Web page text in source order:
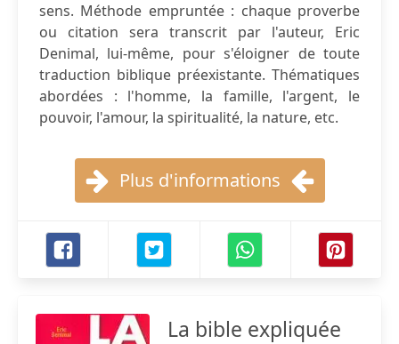
sens. Méthode empruntée : chaque proverbe
ou citation sera transcrit par l'auteur, Eric
Denimal, lui-même, pour s'éloigner de toute
traduction biblique préexistante. Thématiques
abordées : l'homme, la famille, l'argent, le
pouvoir, l'amour, la spiritualité, la nature, etc.
Plus d'informations
La bible expliquée